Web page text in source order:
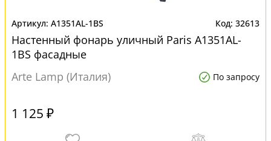
A1351AL-1BS 32613
Настенный фонарь уличный Paris A1351AL-
1BS фасадные
Arte Lamp (Италия)
По запросу
1 125 ₽